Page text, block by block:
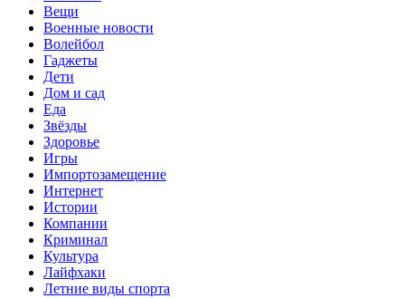
Вещи
Военные новости
Волейбол
Гаджеты
Дети
Дом и сад
Еда
Звёзды
Здоровье
Игры
Импортозамещение
Интернет
Истории
Компании
Криминал
Культура
Лайфхаки
Летние виды спорта